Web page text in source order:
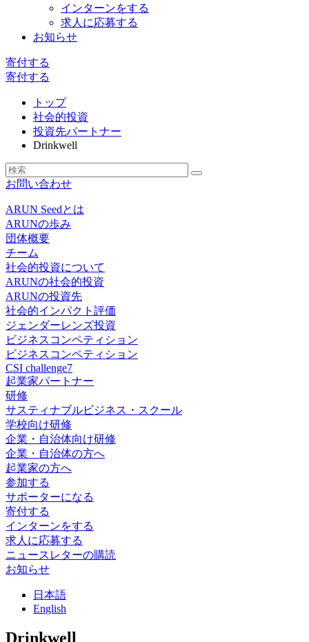
インターンをする
求人に応募する
お知らせ
寄付する
寄付する
トップ
社会的投資
投資先パートナー
Drinkwell
お問い合わせ
ARUN Seedとは
ARUNの歩み
団体概要
チーム
社会的投資について
ARUNの社会的投資
ARUNの投資先
社会的インパクト評価
ジェンダーレンズ投資
ビジネスコンペティション
ビジネスコンペティション
CSI challenge7
起業家パートナー
研修
サスティナブルビジネス・スクール
学校向け研修
企業・自治体向け研修
企業・自治体の方へ
起業家の方へ
参加する
サポーターになる
寄付する
インターンをする
求人に応募する
ニュースレターの購読
お知らせ
日 本語
English
Drinkwell